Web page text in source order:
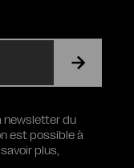
newsletter du
est possible à
plus,